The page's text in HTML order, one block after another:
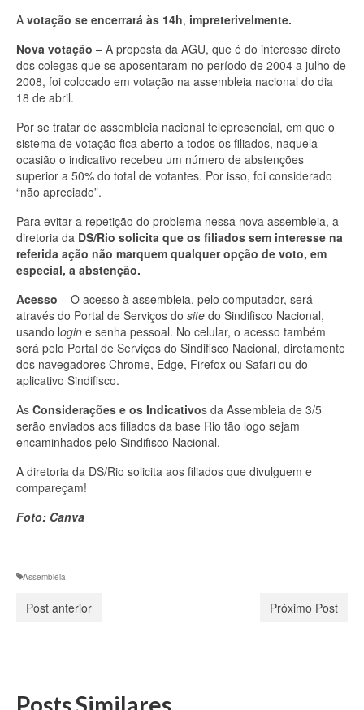
A votação se encerrará às 14h, impreterivelmente.
Nova votação – A proposta da AGU, que é do interesse direto
dos colegas que se aposentaram no período de 2004 a julho de
2008, foi colocado em votação na assembleia nacional do dia
18 de abril.
Por se tratar de assembleia nacional telepresencial, em que o
sistema de votação fica aberto a todos os filiados, naquela
ocasião o indicativo recebeu um número de abstenções
superior a 50% do total de votantes. Por isso, foi considerado
“não apreciado”.
Para evitar a repetição do problema nessa nova assembleia, a
diretoria da DS/Rio solicita que os filiados sem interesse na
referida ação não marquem qualquer opção de voto, em
especial, a abstenção.
Acesso – O acesso à assembleia, pelo computador, será
através do Portal de Serviços do site do Sindifisco Nacional,
usando login e senha pessoal. No celular, o acesso também
será pelo Portal de Serviços do Sindifisco Nacional, diretamente
dos navegadores Chrome, Edge, Firefox ou Safari ou do
aplicativo Sindifisco.
As Considerações e os Indicativos da Assembleia de 3/5
serão enviados aos filiados da base Rio tão logo sejam
encaminhados pelo Sindifisco Nacional.
A diretoria da DS/Rio solicita aos filiados que divulguem e
compareçam!
Foto: Canva
Assembléia
Post anterior Próximo Post